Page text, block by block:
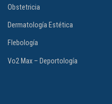
Obstetricia
Dermatología Estética
Flebología
Vo2 Max – Deportología